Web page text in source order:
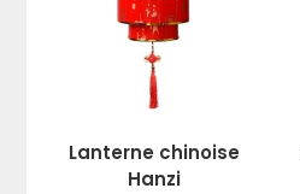
Lanterne chinoise
Hanzi